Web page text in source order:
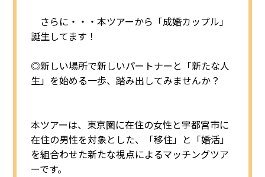
さらに・・・本ツアーから「成婚カップル」
誕生してます！
◎新しい場所で新しいパートナーと「新たな人
生」を始める一歩、踏み出してみませんか？
本ツアーは、東京圏に在住の女性と宇都宮市に
在住の男性を対象とした、「移住」と「婚活」
を組合わせた新たな視点によるマッチングツア
ーです。